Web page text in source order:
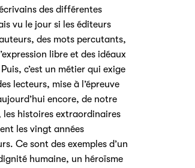
des différentes
vu le jour si les éditeurs
des mots percutants,
libre et des idéaux
c’est un métier qui exige
lecteurs, mise à l’épreuve
encore, de notre
histoires extraordinaires
les vingt années
Ce sont des exemples d’un
humaine, un héroïsme